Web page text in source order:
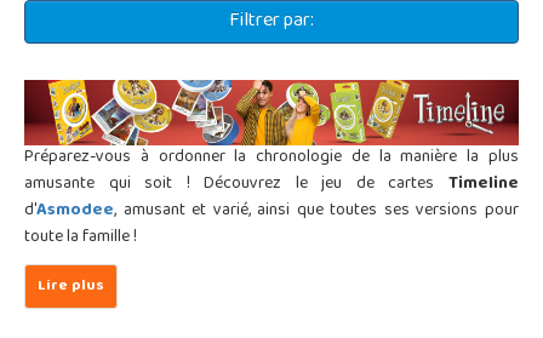
Filtrer par:
Préparez-vous à ordonner la chronologie de la manière la plus
amusante qui soit ! Découvrez le jeu de cartes Timeline
d'Asmodee, amusant et varié, ainsi que toutes ses versions pour
toute la famille !